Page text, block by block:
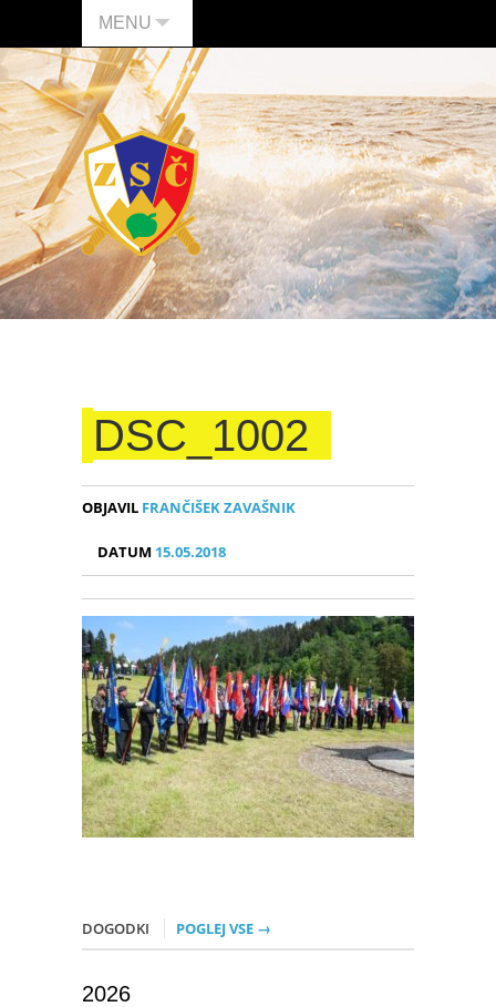
MENU
DSC_1002
OBJAVIL FRANČIŠEK ZAVAŠNIK
DATUM 15.05.2018
DOGODKI POGLEJ VSE →
2026